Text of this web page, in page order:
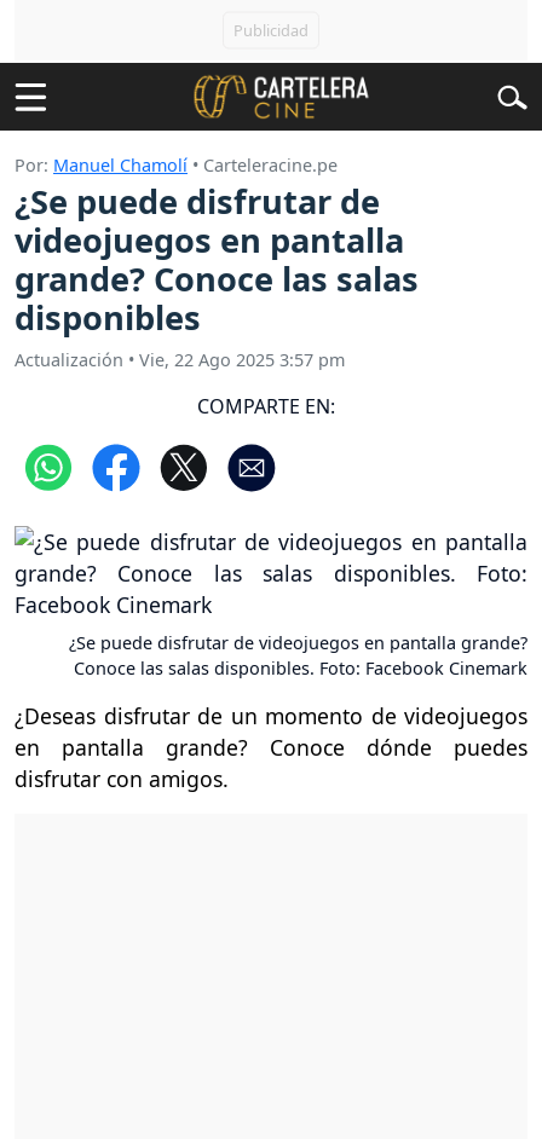
Por: Manuel Chamolí • Carteleracine.pe
¿Se puede disfrutar de
videojuegos en pantalla
grande? Conoce las salas
disponibles
Actualización • Vie, 22 Ago 2025 3:57 pm
COMPARTE EN:
¿Se puede disfrutar de videojuegos en pantalla grande?
Conoce las salas disponibles. Foto: Facebook Cinemark
¿Deseas disfrutar de un momento de videojuegos
en pantalla grande? Conoce dónde puedes
disfrutar con amigos.